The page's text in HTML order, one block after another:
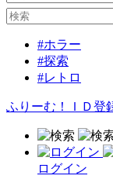
#ホラー
#探索
#レトロ
ふりーむ！ＩＤ登
ログイン